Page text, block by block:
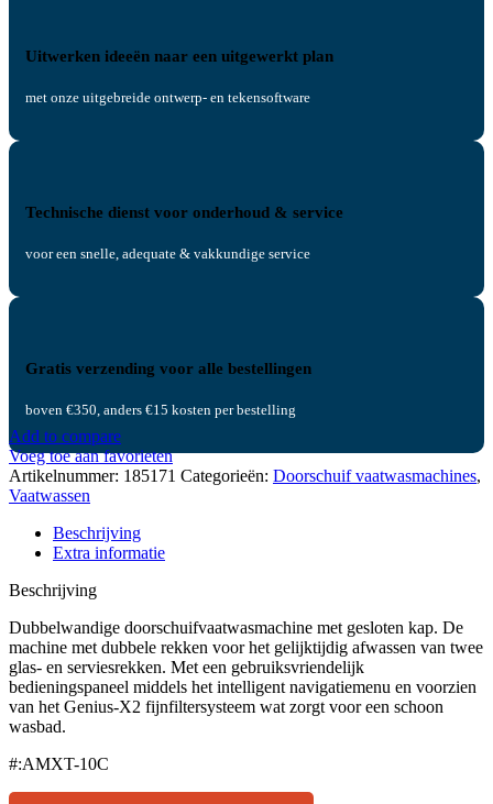
Uitwerken ideeën naar een uitgewerkt plan
met onze uitgebreide ontwerp- en tekensoftware
Technische dienst voor onderhoud & service
voor een snelle, adequate & vakkundige service
Gratis verzending voor alle bestellingen
boven €350, anders €15 kosten per bestelling
Add to compare
Voeg toe aan favorieten
Artikelnummer: 185171 Categorieën: Doorschuif vaatwasmachines,
Vaatwassen
Beschrijving
Extra informatie
Beschrijving
Dubbelwandige doorschuifvaatwasmachine met gesloten kap. De
machine met dubbele rekken voor het gelijktijdig afwassen van twee
glas- en serviesrekken. Met een gebruiksvriendelijk
bedieningspaneel middels het intelligent navigatiemenu en voorzien
van het Genius-X2 fijnfiltersysteem wat zorgt voor een schoon
wasbad.
#:AMXT-10C